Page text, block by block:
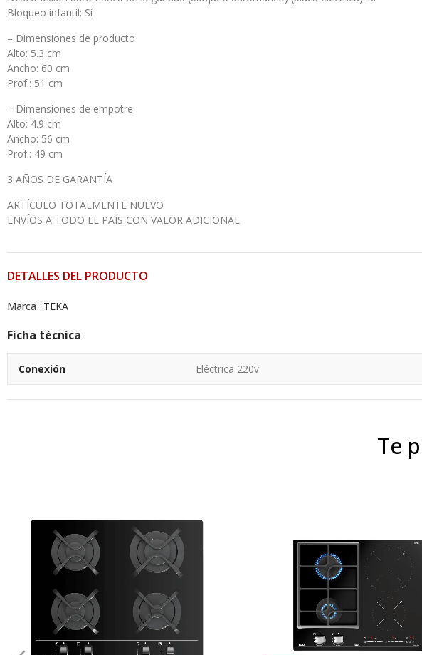
Bloqueo infantil: Sí
– Dimensiones de producto
Alto: 5.3 cm
Ancho: 60 cm
Prof.: 51 cm
– Dimensiones de empotre
Alto: 4.9 cm
Ancho: 56 cm
Prof.: 49 cm
3 AÑOS DE GARANTÍA
ARTÍCULO TOTALMENTE NUEVO
ENVÍOS A TODO EL PAÍS CON VALOR ADICIONAL
DETALLES DEL PRODUCTO
Marca TEKA
Ficha técnica
Conexión Eléctrica 220v
Te